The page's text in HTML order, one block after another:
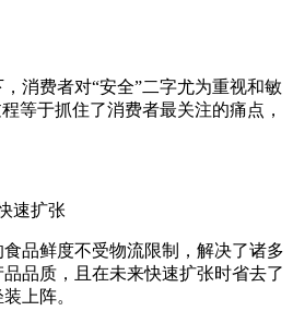
消费者对“安全”二字尤为重视和敏
等于抓住了消费者最关注的痛点，
速扩张
品鲜度不受物流限制，解决了诸多
品质，且在未来快速扩张时省去了
上阵。